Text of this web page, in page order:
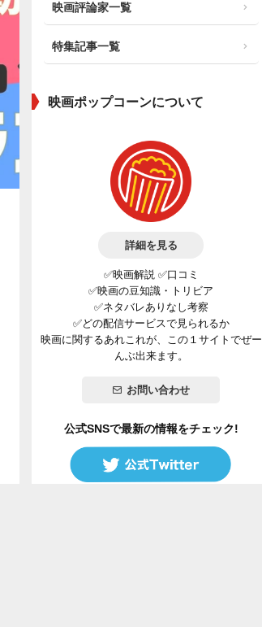
映画評論家一覧
特集記事一覧
映画ポップコーンについて
詳細を見る
✅映画解説 ✅口コミ
✅映画の豆知識・トリビア
✅ネタバレありなし考察
✅どの配信サービスで見られるか
映画に関するあれこれが、この１サイトでぜー
んぶ出来ます。
お問い合わせ
公式SNSで最新の情報をチェック!